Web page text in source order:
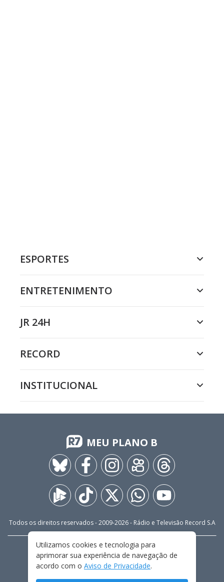
ESPORTES
ENTRETENIMENTO
JR 24H
RECORD
INSTITUCIONAL
MEU PLANO B
Todos os direitos reservados - 2009-2026- Rádio e Televisão Record S.A
FALE CONOSCO
PRIVACIDADE
TERMOS E CONDIÇÕES DE USO
Utilizamos cookies e tecnologia para
aprimorar sua experiência de navegação de
acordo com o Aviso de Privacidade.